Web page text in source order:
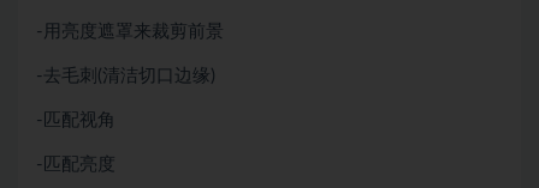
-用亮度遮罩来裁剪前景
-去毛刺(清洁切口边缘)
-匹配视角
-匹配亮度